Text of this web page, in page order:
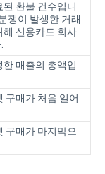
환불 건수입니
쟁이 발생한 거래
해 신용카드 회사
매출의 총액입
구매가 처음 일어
구매가 마지막으